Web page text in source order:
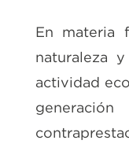
En materia
naturaleza
actividad